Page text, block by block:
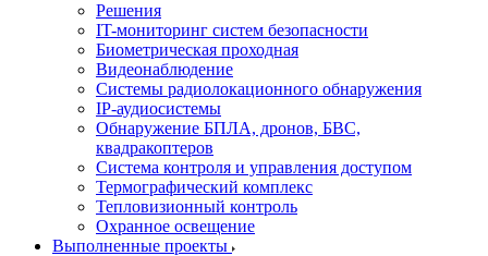
Решения
IT-мониторинг систем безопасности
Биометрическая проходная
Видеонаблюдение
Системы радиолокационного обнаружения
IP-аудиосистемы
Обнаружение БПЛА, дронов, БВС,
квадракоптеров
Система контроля и управления доступом
Термографический комплекс
Тепловизионный контроль
Охранное освещение
Выполненные проекты